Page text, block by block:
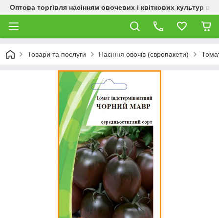
Оптова торгівля насінням овочевих і квіткових культур
Товари та послуги Насіння овочів (європакети)